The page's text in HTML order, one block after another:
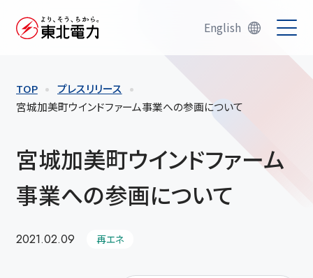
English
TOP
プレスリリース
宮城加美町ウインドファーム事業への参画について
宮城加美町ウインドファーム
事業への参画について
2021.02.09 再エネ